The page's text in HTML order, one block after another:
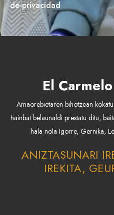
de-privacidad
El
Amaorebietaren bihotzean
hainbat belaunaldi prestatu ditu,
hala nola Igorre, Gernika,
ANIZTASUNARI
IREKITA,